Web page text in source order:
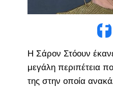
Η Σάρον Στόουν
μεγάλη περιπέτεια
της στην οποία